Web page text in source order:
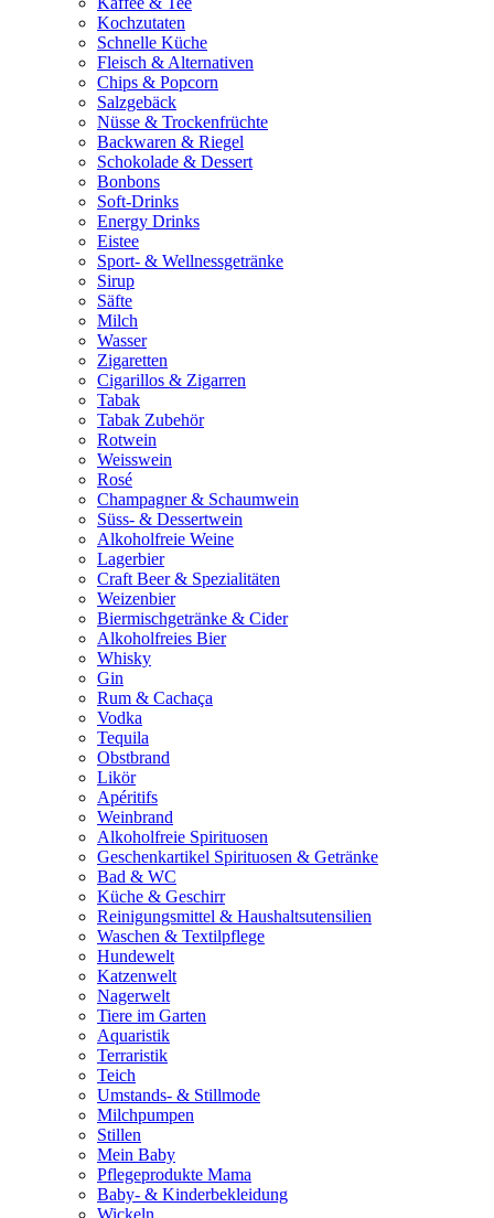
Kochzutaten
Schnelle Küche
Fleisch & Alternativen
Chips & Popcorn
Salzgebäck
Nüsse & Trockenfrüchte
Backwaren & Riegel
Schokolade & Dessert
Bonbons
Soft-Drinks
Energy Drinks
Eistee
Sport- & Wellnessgetränke
Sirup
Säfte
Milch
Wasser
Zigaretten
Cigarillos & Zigarren
Tabak
Tabak Zubehör
Rotwein
Weisswein
Rosé
Champagner & Schaumwein
Süss- & Dessertwein
Alkoholfreie Weine
Lagerbier
Craft Beer & Spezialitäten
Weizenbier
Biermischgetränke & Cider
Alkoholfreies Bier
Whisky
Gin
Rum & Cachaça
Vodka
Tequila
Obstbrand
Likör
Apéritifs
Weinbrand
Alkoholfreie Spirituosen
Geschenkartikel Spirituosen & Getränke
Bad & WC
Küche & Geschirr
Reinigungsmittel & Haushaltsutensilien
Waschen & Textilpflege
Hundewelt
Katzenwelt
Nagerwelt
Tiere im Garten
Aquaristik
Terraristik
Teich
Umstands- & Stillmode
Milchpumpen
Stillen
Mein Baby
Pflegeprodukte Mama
Baby- & Kinderbekleidung
Wickeln